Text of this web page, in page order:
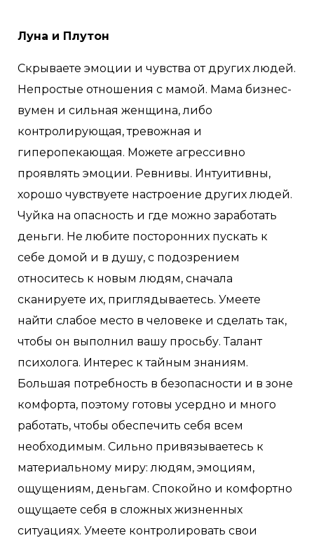
Луна и Плутон
Скрываете эмоции и чувства от других людей.
Непростые отношения с мамой. Мама бизнес-
вумен и сильная женщина, либо
контролирующая, тревожная и
гиперопекающая. Можете агрессивно
проявлять эмоции. Ревнивы. Интуитивны,
хорошо чувствуете настроение других людей.
Чуйка на опасность и где можно заработать
деньги. Не любите посторонних пускать к
себе домой и в душу, с подозрением
относитесь к новым людям, сначала
сканируете их, приглядываетесь. Умеете
найти слабое место в человеке и сделать так,
чтобы он выполнил вашу просьбу. Талант
психолога. Интерес к тайным знаниям.
Большая потребность в безопасности и в зоне
комфорта, поэтому готовы усердно и много
работать, чтобы обеспечить себя всем
необходимым. Сильно привязываетесь к
материальному миру: людям, эмоциям,
ощущениям, деньгам. Спокойно и комфортно
ощущаете себя в сложных жизненных
ситуациях. Умеете контролировать свои